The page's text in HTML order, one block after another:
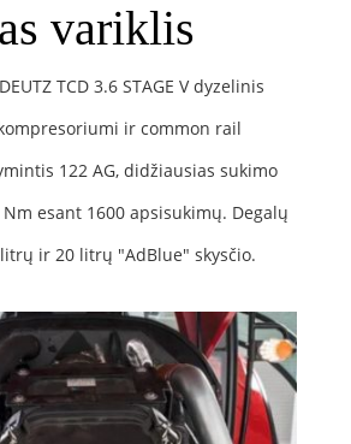
variklis
TCD 3.6 STAGE V dyzelinis
ir common rail
122 AG, didžiausias sukimo
esant 1600 apsisukimų. Degalų
ir 20 litrų "AdBlue" skysčio.